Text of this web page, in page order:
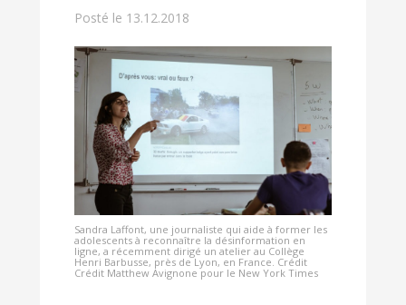
Posté le 13.12.2018
Sandra Laffont, une journaliste qui aide à former les
adolescents à reconnaître la désinformation en
ligne, a récemment dirigé un atelier au Collège
Henri Barbusse, près de Lyon, en France. Crédit
Crédit Matthew Avignone pour le New York Times